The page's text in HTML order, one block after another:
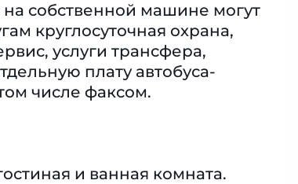
собственной машине могут
круглосуточная охрана,
услуги трансфера,
плату автобуса-
числе факсом.
и ванная комната.